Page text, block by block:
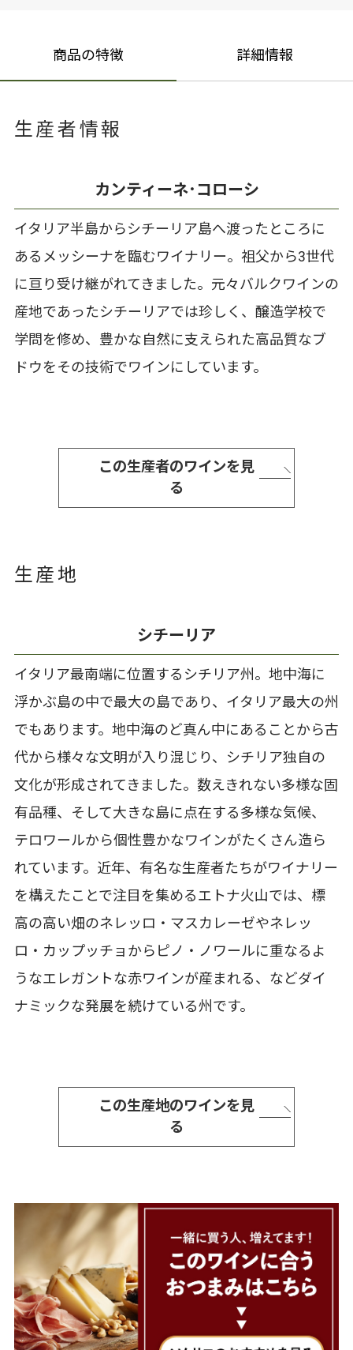
商品の特徴 詳細情報
生産者情報
カンティーネ･コローシ
イタリア半島からシチーリア島へ渡ったところに
あるメッシーナを臨むワイナリー。祖父から3世代
に亘り受け継がれてきました。元々バルクワインの
産地であったシチーリアでは珍しく、醸造学校で
学問を修め、豊かな自然に支えられた高品質なブ
ドウをその技術でワインにしています。
この生産者のワインを見
る
生産地
シチーリア
イタリア最南端に位置するシチリア州。地中海に
浮かぶ島の中で最大の島であり、イタリア最大の州
でもあります。地中海のど真ん中にあることから古
代から様々な文明が入り混じり、シチリア独自の
文化が形成されてきました。数えきれない多様な固
有品種、そして大きな島に点在する多様な気候、
テロワールから個性豊かなワインがたくさん造ら
れています。近年、有名な生産者たちがワイナリー
を構えたことで注目を集めるエトナ火山では、標
高の高い畑のネレッロ・マスカレーゼやネレッ
ロ・カップッチョからピノ・ノワールに重なるよ
うなエレガントな赤ワインが産まれる、などダイ
ナミックな発展を続けている州です。
この生産地のワインを見
る